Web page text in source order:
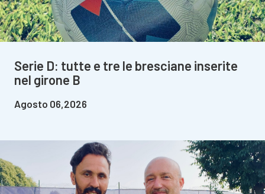
Serie D: tutte e tre le bresciane inserite
nel girone B
Agosto 06,2026